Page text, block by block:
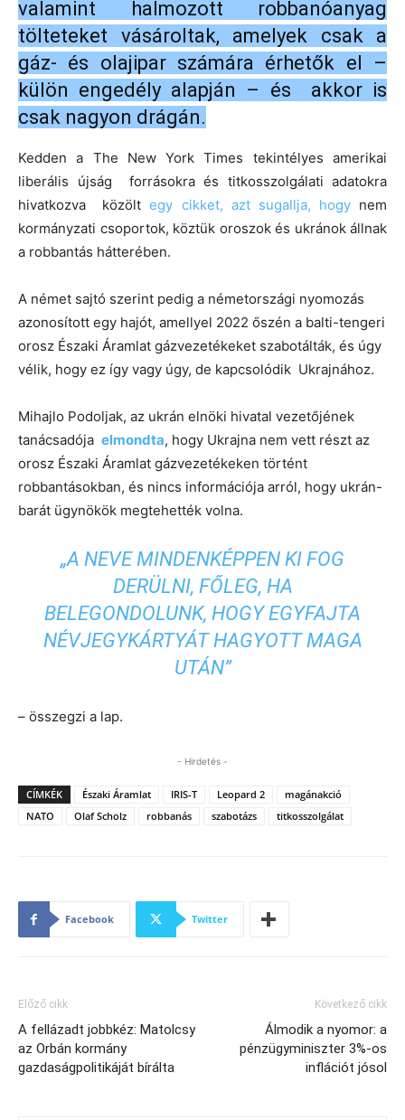
valamint halmozott robbanóanyag
tölteteket vásároltak, amelyek csak a
gáz- és olajipar számára érhetők el –
külön engedély alapján – és akkor is
csak nagyon drágán.
Kedden a The New York Times tekintélyes amerikai
liberális újság forrásokra és titkosszolgálati adatokra
hivatkozva közöltegy cikket, azt sugallja, hogy nem
kormányzati csoportok, köztük oroszok és ukránok állnak
a robbantás hátterében.
A német sajtó szerint pedig a németországi nyomozás
azonosított egy hajót, amellyel 2022 őszén a balti-tengeri
orosz Északi Áramlat gázvezetékeket szabotálták, és úgy
vélik, hogy ez így vagy úgy, de kapcsolódik Ukrajnához.
Mihajlo Podoljak, az ukrán elnöki hivatal vezetőjének
tanácsadója elmondta, hogy Ukrajna nem vett részt az
orosz Északi Áramlat gázvezetékeken történt
robbantásokban, és nincs információja arról, hogy ukrán-
barát ügynökök megtehették volna.
„A NEVE MINDENKÉPPEN KI FOG
DERÜLNI, FŐLEG, HA
BELEGONDOLUNK, HOGY EGYFAJTA
NÉVJEGYKÁRTYÁT HAGYOTT MAGA
UTÁN”
– összegzi a lap.
- Hirdetés -
CÍMKÉK Északi Áramlat IRIS-T Leopard 2
magánakció
NATO
Olaf Scholz robbanás szabotázs titkosszolgálat
Facebook Twitter
Előző cikk
A fellázadt jobbkéz: Matolcsy
az Orbán kormány
gazdaságpolitikáját bírálta
Következő cikk
Álmodik a nyomor: a
pénzügyminiszter 3%-os
inflációt jósol